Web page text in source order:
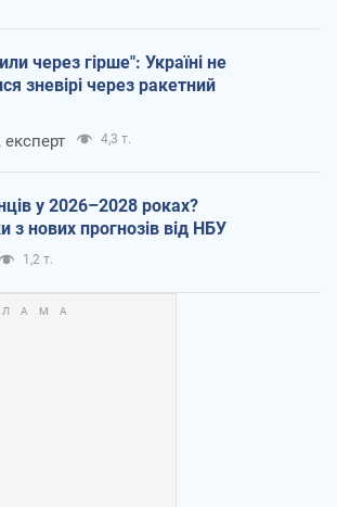
через гірше": Україні не
зневірі через ракетний
4,3 т.
у 2026–2028 роках?
з нових прогнозів від НБУ
1,2 т.